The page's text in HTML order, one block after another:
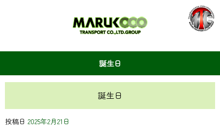
誕生日
誕生日
投稿日 2025年2月21日